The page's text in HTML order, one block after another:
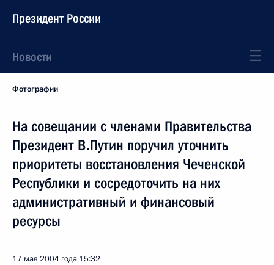
Президент России
Новости
Фотографии
На совещании с членами Правительства
Президент В.Путин поручил уточнить
приоритеты восстановления Чеченской
Республики и сосредоточить на них
административный и финансовый
ресурсы
17 мая 2004 года 15:32